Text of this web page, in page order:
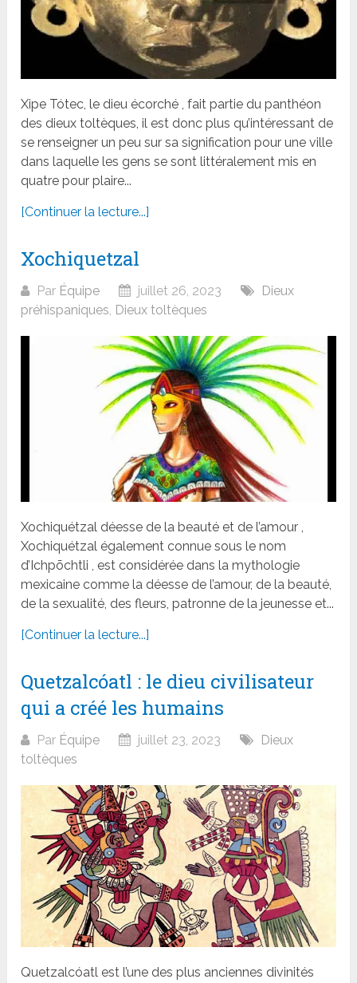
Xipe Tótec, le dieu écorché , fait partie du panthéon
des dieux toltèques, il est donc plus qu’intéressant de
se renseigner un peu sur sa signification pour une ville
dans laquelle les gens se sont littéralement mis en
quatre pour plaire...
[Continuer la lecture...]
Xochiquetzal
Par Équipe juillet 26, 2023
Dieux
préhispaniques, Dieux toltèques
Xochiquétzal déesse de la beauté et de l’amour ,
Xochiquétzal également connue sous le nom
d’Ichpōchtli , est considérée dans la mythologie
mexicaine comme la déesse de l’amour, de la beauté,
de la sexualité, des fleurs, patronne de la jeunesse et...
[Continuer la lecture...]
Quetzalcóatl : le dieu civilisateur
qui a créé les humains
Par Équipe juillet 23, 2023
Dieux
toltèques
Quetzalcóatl est l’une des plus anciennes divinités